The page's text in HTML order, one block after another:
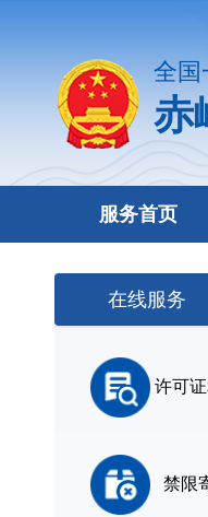
全国
赤
服务首页
在线服务
许可
禁限